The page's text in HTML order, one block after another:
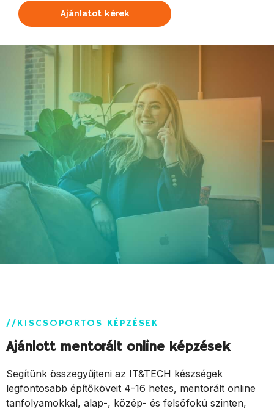
Ajánlatot kérek
//KISCSOPORTOS KÉPZÉSEK
Ajánlott mentorált online képzések
Segítünk összegyűjteni az IT&TECH készségek
legfontosabb építőköveit 4-16 hetes, mentorált online
tanfolyamokkal, alap-, közép- és felsőfokú szinten,